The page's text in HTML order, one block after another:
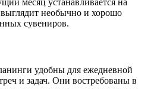
месяц устанавливается на
необычно и хорошо
сувениров.
удобны для ежедневной
и задач. Они востребованы в